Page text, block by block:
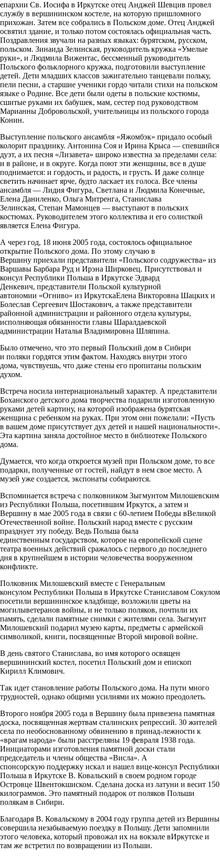
епархии Св. Иосифа в Иркутске отец Анджей Шевцив провел
службу в вершининском костеле, на которую пришломного
прихожан. Затем все собрались в Польском доме. Отец Анджей
освятил здание, и только потом состоялась официальная часть.
Поздравления звучали на разных языках: бурятском, русском,
польском. Зинаида Зелинская, руководитель кружка «Умелые
руки», и Людмила Вижентас, бессменный руководитель
Польского фольклорного кружка, подготовили выступление
детей. Дети младших классов зажигательно танцевали польку,
пели песни, а старшие ученики гордо читали стихи на польском
языке о Родине. Все дети были одеты в польские костюмы,
сшитые руками их бабушек, мам, сестер под руководством
Марианны Добровольской, учительницы из польского города
Конин.
Выступление польского ансамбля «Яжомбэк» придало особый
колорит празднику. Антонина Соя и Ирина Крыса — спевшийся
дуэт, а их песня «Лизавета» широко известна за пределами села:
и в районе, и в округе. Когда поют эти женщины, все в душе
поднимается: и гордость, и радость, и грусть. И даже солнце
светить начинает ярче, будто ласкает их голоса. Все члены
ансамбля — Лидия Фигура, Светлана и Людмила Конечные,
Елена Даниленко, Ольга Митренга, Станислава
Зелинская, Степан Мамонцев — выступают в польских
костюмах. Руководителем этого коллектива и его солисткой
является Елена Фигура.
А через год, 18 июня 2005 года, состоялось официальное
открытие Польского дома. По этому случаю в
Вершину приехали представители «Польского содружества» из
Варшавы Барбара Руд и Ирэна Ширковец. Присутствовал и
консул Республики Польша в Иркутске Эдвард
Денкевич, представители Польской культурной
автономии «Огниво» из ИркутскаЕлена Викторовна Шацких и
Болеслав Сергеевич Шостакович, а также представители
районной администрации и районного отдела культуры,
исполняющая обязанности главы Шаралдаевской
администрации Наталья Владимировна Шляпина.
Было отмечено, что это первый Польский дом в Сибири
и поляки гордятся этим фактом. Находясь внутри этого
дома, чувствуешь, что даже стены его пропитаны польским
духом.
Встреча носила интернациональный характер. А представители
Боханского детского дома творчества подарили изготовленную
руками детей картину, на которой изображена бурятская
женщина с ребенком на руках. При этом они пожелали: «Пусть
в вашем доме присутствует дух детей и нашей национальности».
Эта картина заняла достойное место в библиотеке Польского
дома.
Думается, что когда откроется музей при Польском доме, то все
подарки, полученные от гостей, найдут в нем свое место. А
музей уже создается, экспонаты собираются.
Вспоминается встреча с полковником Зыгмунтом Милошевским
из Республики Польша, посетившим Иркутск, а затем и
Вершину в мае 2005 года в связи с 60-летием Победы вВеликой
Отечественной войне. Польский народ вместе с русским
празднует эту победу. Ведь Польша была
единственным государством, которое на европейской сцене
театра военных действий сражалось с первого до последнего
дня в крупнейшем в истории человечества вооруженном
конфликте.
Полковник Милошевский вместе с Генеральным
консулом Республики Польша в Иркутске Станиславом Сокулом
посетили вершининское кладбище, возложили цветы на
могилыветеранов войны, и не только поляков, почтили их
память, сделали памятные снимки с жителями села. Зыгмунт
Милошевский подарил музею карты, предметы с армейской
символикой, книги, посвященные Второй мировой войне.
В день святого Станислава, во имя которого освящен
вершининский костел, посетил Польский дом и епископ
Кирилл Климович.
Так идет становление работы Польского дома. На пути много
трудностей, однако общими усилиями их можно преодолеть.
Второго ноября 2005 года в Вершину была привезена памятная
доска, посвященная жертвам сталинских репрессий. 30 жителей
села по необоснованному обвинению в принад-лежности к
«врагам народа» были расстреляны 19 февраля 1938 года.
Инициаторами изготовления памятной доски стали
председатель и члены общества «Висла». А
спонсорскую поддержку искал и нашел вице-консул Республики
Польша в Иркутске В. Ковальский в своем родном городе
Островце Швентокшиском. Сделана доска из латуни и весит 150
килограммов. Это памятный подарок от поляков Польши
полякам в Сибири.
Благодаря В. Ковальскому в 2004 году группа детей из Вершины
совершила незабываемую поездку в Польшу. Дети запомнили
этого человека, который провожал их на вокзале вИркутске и
там же встретил по возвращении из Польши.